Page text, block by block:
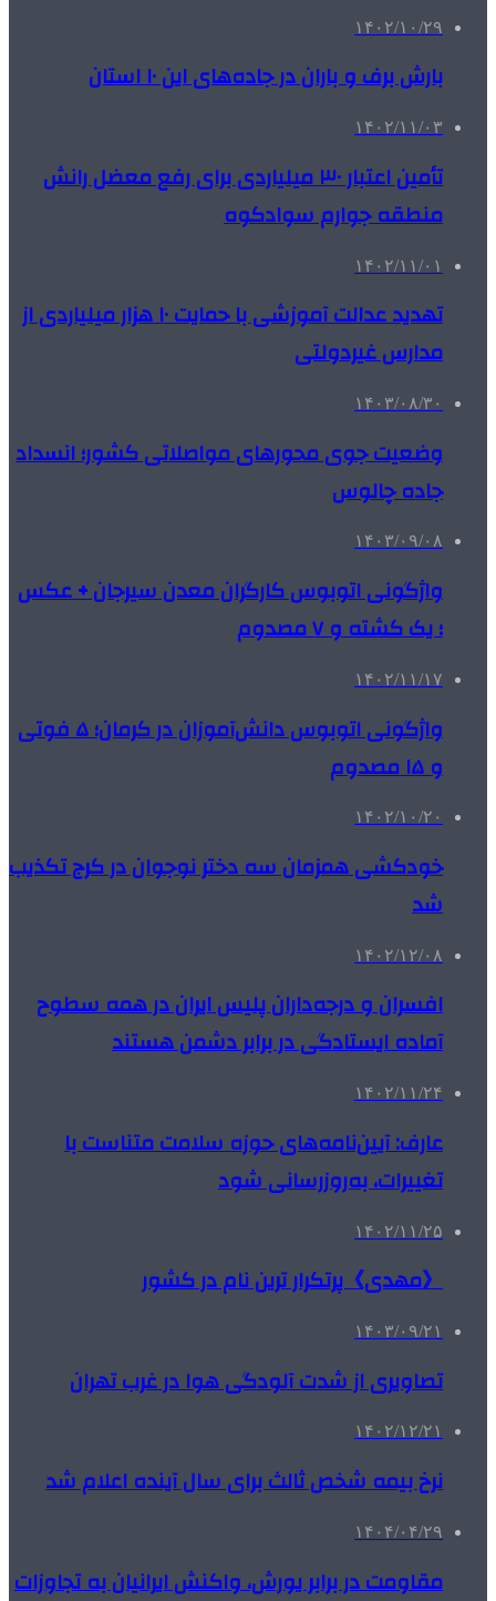
۱۴۰۲/۱۰/۲۹
بارش برف و باران در جاده‌های این ۱۰ استان
۱۴۰۲/۱۱/۰۳
تأمین اعتبار ۳۰ میلیاردی برای رفع معضل رانش
منطقه جوارم سوادکوه
۱۴۰۲/۱۱/۰۱
تهدید عدالت آموزشی با حمایت ۱۰ هزار میلیاردی از
مدارس غیردولتی
۱۴۰۳/۰۸/۳۰
وضعیت جوی محورهای مواصلاتی کشور؛ انسداد
جاده چالوس
۱۴۰۳/۰۹/۰۸
واژگونی اتوبوس کارگران معدن سیرجان + عکس
؛ یک کشته و ۷ مصدوم
۱۴۰۲/۱۱/۱۷
واژگونی اتوبوس دانش‌آموزان در کرمان؛ ۵ فوتی
و ۱۵ مصدوم
۱۴۰۲/۱۰/۲۰
خودکشی همزمان سه دختر نوجوان در کرج تکذیب
شد
۱۴۰۲/۱۲/۰۸
افسران و درجه‌داران پلیس ایران در همه سطوح
آماده ایستادگی در برابر دشمن هستند
۱۴۰۲/۱۱/۲۴
عارف: آیین‌نامه‌های حوزه سلامت متناست با
تغییرات، به‌روزرسانی شود
۱۴۰۲/۱۱/۲۵
《مهدی》پرتکرار ترین نام در کشور
۱۴۰۳/۰۹/۲۱
تصاویری از شدت آلودگی هوا در غرب تهران
۱۴۰۲/۱۲/۲۱
نرخ بیمه شخص ثالث برای سال آینده اعلام شد
۱۴۰۴/۰۴/۲۹
مقاومت در برابر یورش، واکنش ایرانیان به تجاوزات